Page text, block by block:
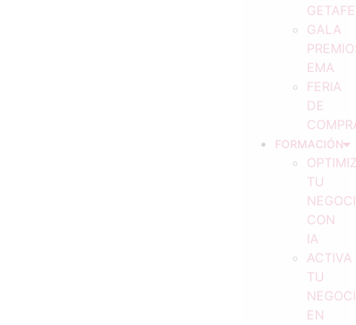
GETAFE
GALA
EMA
FERIA
DE
FORMACIÓN
TU
CON
IA
ACTIVA
TU
EN